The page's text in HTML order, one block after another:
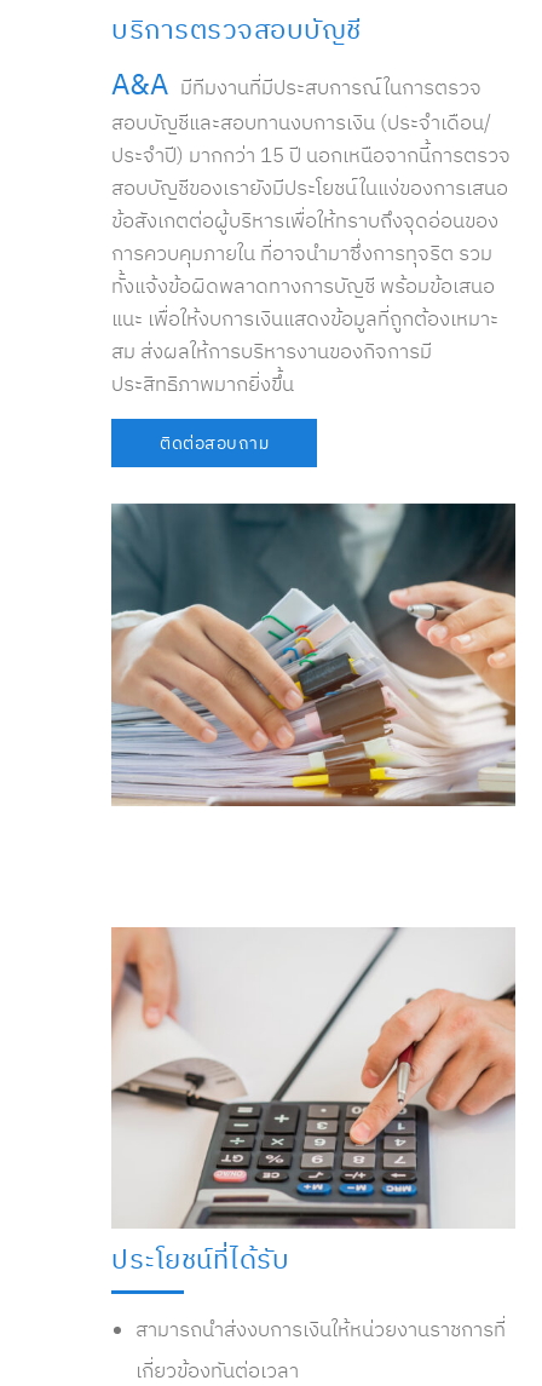
บริการตรวจสอบบัญชี
A&A มีทีมงานที่มีประสบการณ์ในการตรวจ
สอบบัญชีและสอบทานงบการเงิน (ประจำเดือน/
ประจำปี) มากกว่า 15 ปี นอกเหนือจากนี้การตรวจ
สอบบัญชีของเรายังมีประโยชน์ในแง่ของการเสนอ
ข้อสังเกตต่อผู้บริหารเพื่อให้ทราบถึงจุดอ่อนของ
การควบคุมภายใน ที่อาจนำมาซึ่งการทุจริต รวม
ทั้งแจ้งข้อผิดพลาดทางการบัญชี พร้อมข้อเสนอ
แนะ เพื่อให้งบการเงินแสดงข้อมูลที่ถูกต้องเหมาะ
สม ส่งผลให้การบริหารงานของกิจการมี
ประสิทธิภาพมากยิ่งขึ้น
ติดต่อสอบถาม
ประโยชน์ที่ได้รับ
สามารถนำส่งงบการเงินให้หน่วยงานราชการที่
เกี่ยวข้องทันต่อเวลา